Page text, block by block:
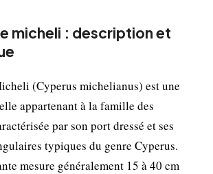
micheli : description et
(Cyperus michelianus) est une
appartenant à la famille des
par son port dressé et ses
typiques du genre Cyperus.
mesure généralement 15 à 40 cm